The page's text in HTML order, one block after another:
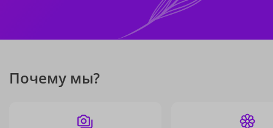
Почему мы?